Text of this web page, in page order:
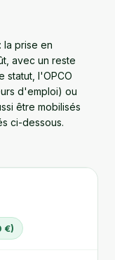
la prise en
avec un reste
statut, l'OPCO
d'emploi) ou
être mobilisés
ci-dessous.
€)